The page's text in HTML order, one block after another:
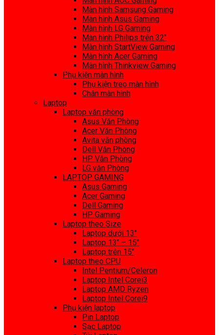
Màn hình Samsung Gaming
Màn hình Asus Gaming
Màn hình LG Gaming
Màn hình Philips trên 32″
Màn hình StartView Gaming
Màn hình Acer Gaming
Màn hình Thinkview Gaming
Phụ kiện màn hình
Phụ kiện treo màn hình
Chân màn hình
Laptop
Laptop văn phòng
Asus Văn Phòng
Acer Văn Phòng
Avita văn phòng
Dell Văn Phòng
HP Văn Phòng
LG văn Phòng
LAPTOP GAMING
Asus Gaming
Acer Gaming
Dell Gaming
HP Gaming
Laptop theo Size
Laptop dưới 13″
Laptop 13″ – 15″
Laptop trên 15″
Laptop theo CPU
Intel Pentium/Celeron
Laptop Intel Corei3
Laptop AMD Ryzen
Laptop Intel Corei9
Phụ kiện laptop
Pin Laptop
Sạc Laptop